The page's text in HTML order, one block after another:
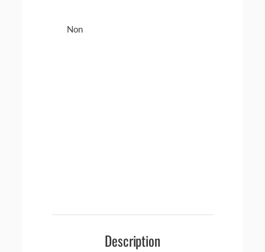
Non
Description